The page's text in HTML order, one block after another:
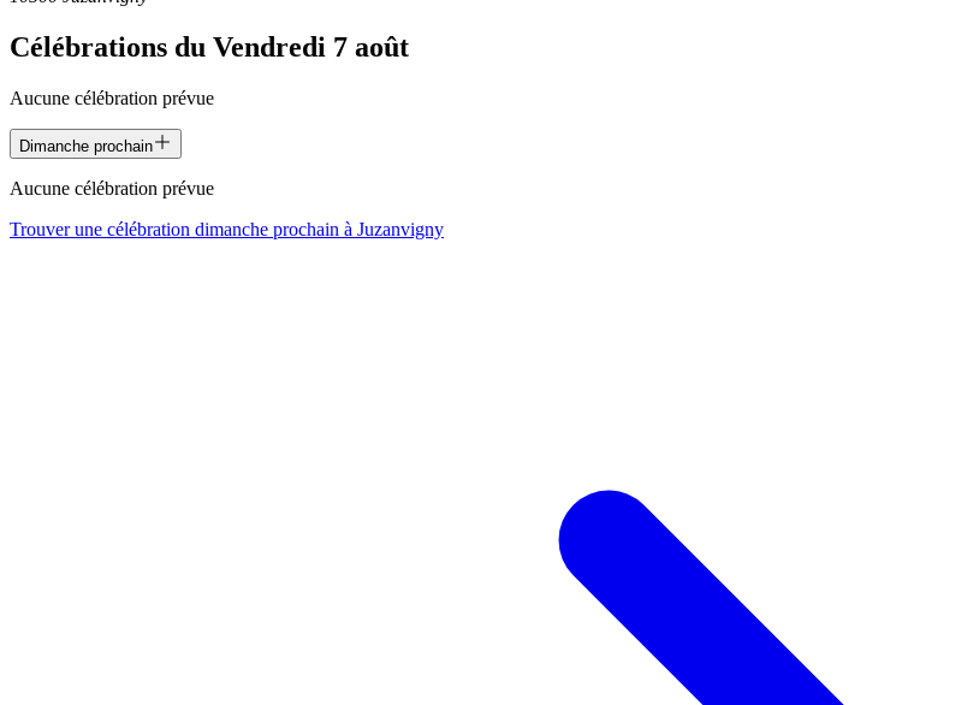
Célébrations du Vendredi 7 août
Aucune célébration prévue
Dimanche prochain
Aucune célébration prévue
Trouver une célébration dimanche prochain à Juzanvigny